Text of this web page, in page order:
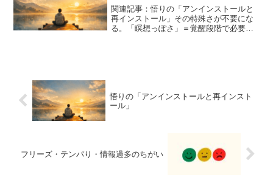
関連記事：悟りの「アンインストールと
再インストール」その特殊さが不要にな
る。「瞑想っぽさ」＝覚醒段階で必要だ
悟りの「アンインストールと再インスト
ール」
フリーズ・テンパり・情報過多のちがい